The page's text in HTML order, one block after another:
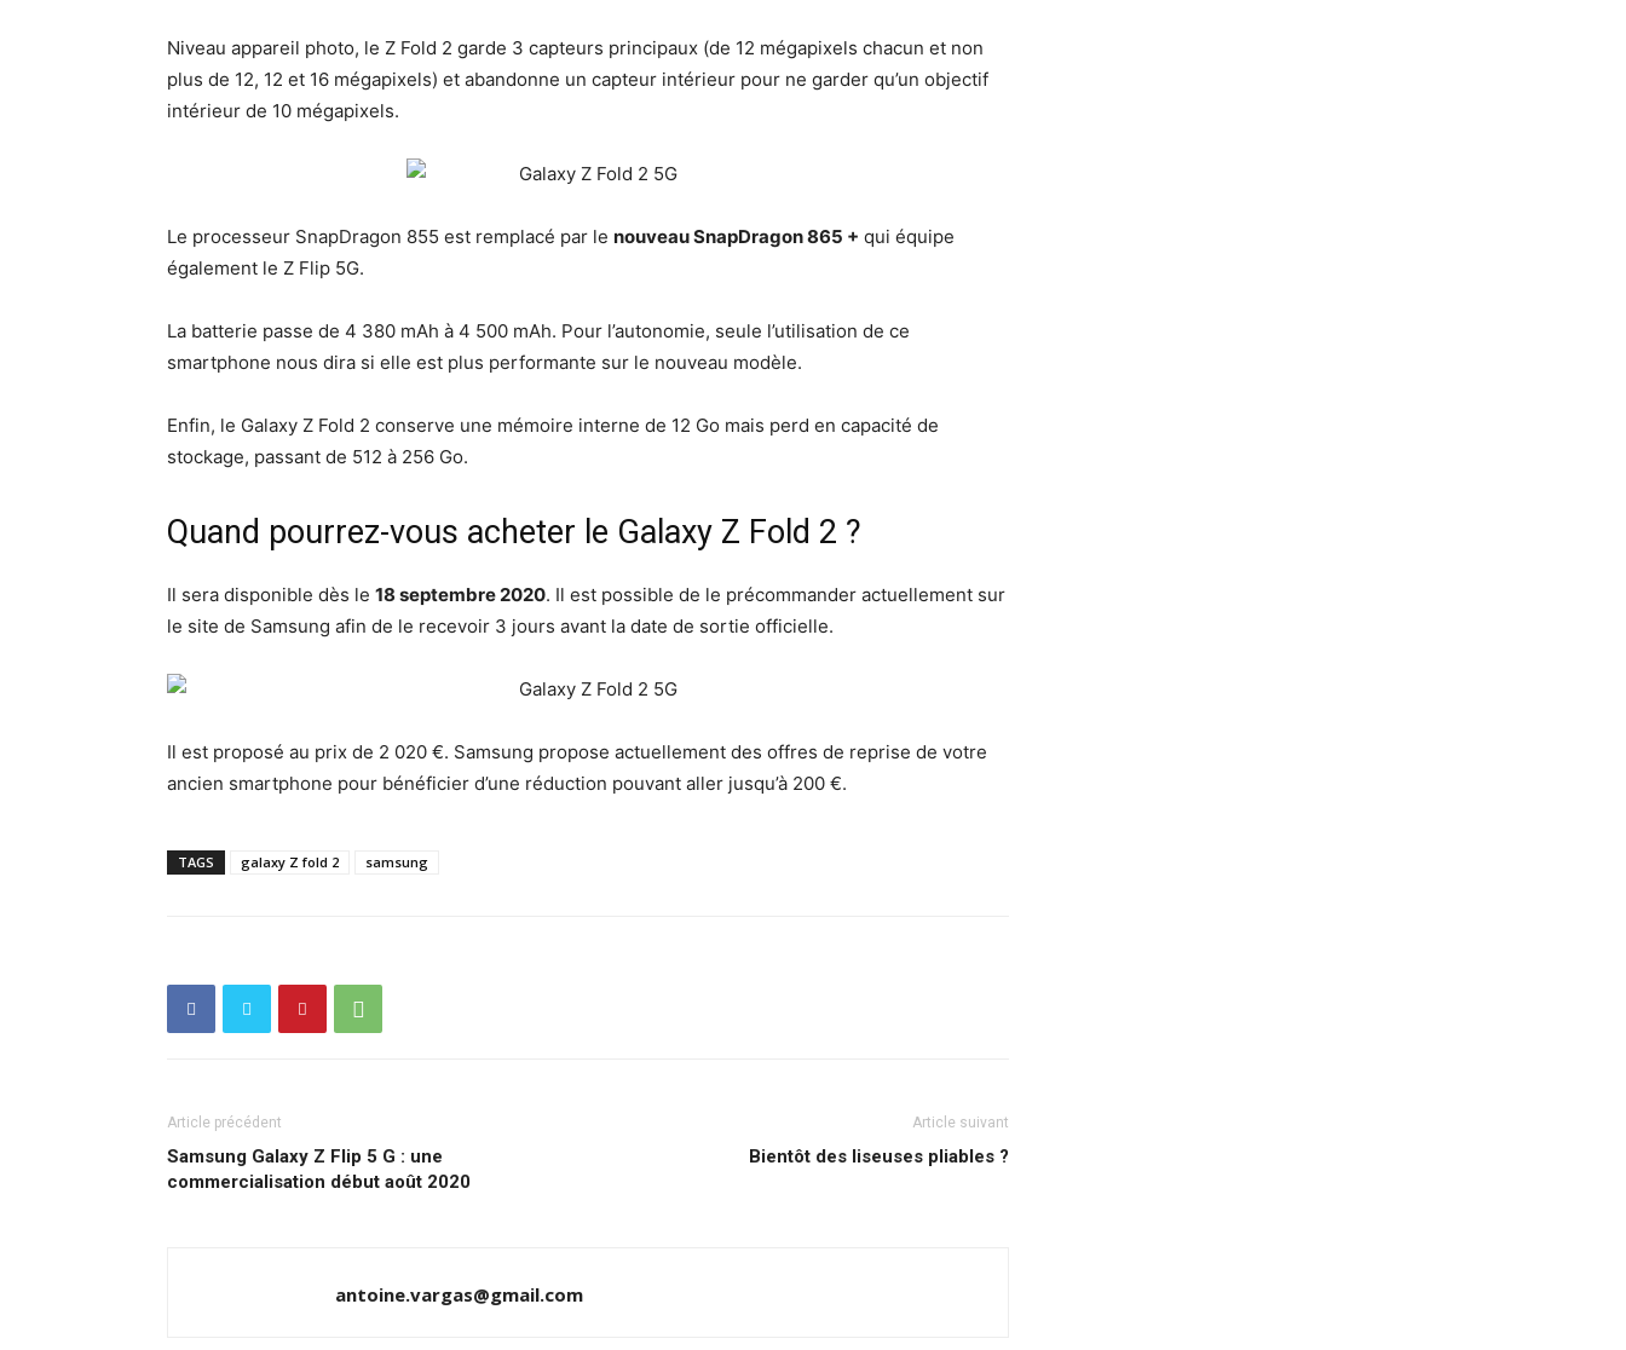
Niveau appareil photo, le Z Fold 2 garde 3 capteurs principaux (de 12 mégapixels chacun et non
plus de 12, 12 et 16 mégapixels) et abandonne un capteur intérieur pour ne garder qu’un objectif
intérieur de 10 mégapixels.
Le processeur SnapDragon 855 est remplacé par le nouveau SnapDragon 865 + qui équipe
également le Z Flip 5G.
La batterie passe de 4 380 mAh à 4 500 mAh. Pour l’autonomie, seule l’utilisation de ce
smartphone nous dira si elle est plus performante sur le nouveau modèle.
Enfin, le Galaxy Z Fold 2 conserve une mémoire interne de 12 Go mais perd en capacité de
stockage, passant de 512 à 256 Go.
Quand pourrez-vous acheter le Galaxy Z Fold 2 ?
Il sera disponible dès le 18 septembre 2020. Il est possible de le précommander actuellement sur
le site de Samsung afin de le recevoir 3 jours avant la date de sortie officielle.
Il est proposé au prix de 2 020 €. Samsung propose actuellement des offres de reprise de votre
ancien smartphone pour bénéficier d’une réduction pouvant aller jusqu’à 200 €.
TAGS galaxy Z fold 2 samsung
Article précédent
Samsung Galaxy Z Flip 5 G : une
commercialisation début août 2020
Article suivant
Bientôt des liseuses pliables ?
antoine.vargas@gmail.com